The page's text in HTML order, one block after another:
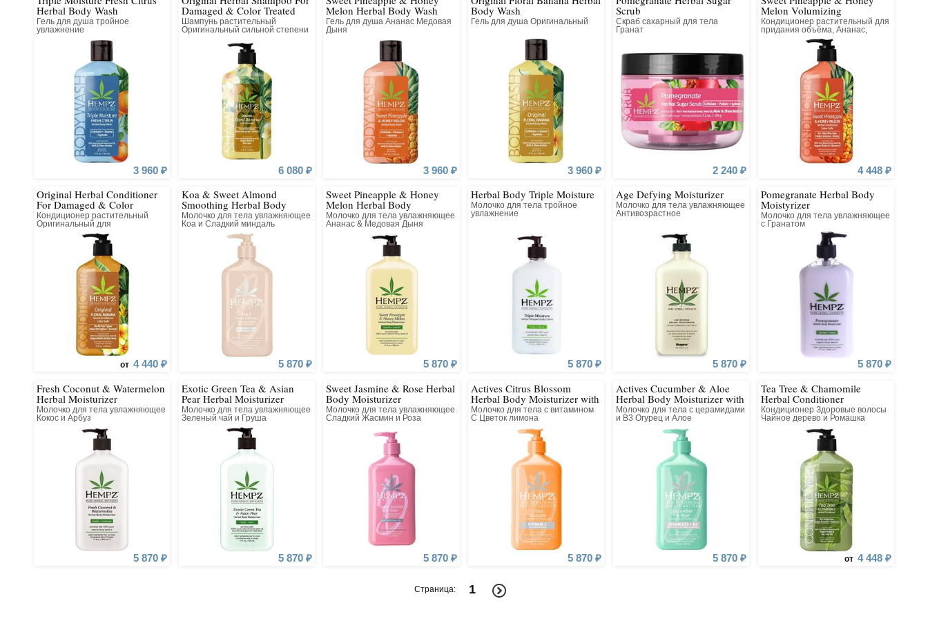
История бренда началась в 2000 году с двух лосьонов для загара, а сейчас это
целый комплекс SPA-средств для волос, лица и тела. Основной компонент
косметики Hempz – это экологически чистое масло и экстракт семян конопли,
которые содержат целый спектр полезных аминокислот, витаминов и
микроэлементов, необходимых для образования белков и кератина.
здоровыми и по-настоящему красивыми – вот главная миссия бренда Hempz.
Herbal Body Wash
Гель для душа тройное
увлажнение
3 960 ₽
Damaged & Color Treated
Hair
Шампунь растительный
Оригинальный сильной степени
6 080 ₽
Melon Herbal Body Wash
Гель для душа Ананас Медовая
Дыня
3 960 ₽
Body Wash
Гель для душа Оригинальный
3 960 ₽
Scrub
Скраб сахарный для тела
Гранат
2 240 ₽
Melon Volumizing
Conditioner
Кондиционер растительный для
придания объёма, Ананас,
Медовая Дыня
4 448 ₽
Original Herbal Conditioner
For Damaged & Color
Treated Hair
Кондиционер растительный
Оригинальный для
поврежденных окрашенных
от 4 440 ₽
Koa & Sweet Almond
Smoothing Herbal Body
Moisturizer
Молочко для тела увлажняющее
Коа и Сладкий миндаль
5 870 ₽
Sweet Pineapple & Honey
Melon Herbal Body
Moisturizer
Молочко для тела увлажняющее
Ананас & Медовая Дыня
5 870 ₽
Herbal Body Triple Moisture
Молочко для тела тройное
увлажнение
5 870 ₽
Age Defying Moisturizer
Молочко для тела увлажняющее
Антивозрастное
5 870 ₽
Pomegranate Herbal Body
Moistyrizer
Молочко для тела увлажняющее
с Гранатом
5 870 ₽
Fresh Coconut & Watermelon
Herbal Moisturizer
Молочко для тела увлажняющее
Кокос и Арбуз
5 870 ₽
Exotic Green Tea & Asian
Pear Herbal Moisturizer
Молочко для тела увлажняющее
Зеленый чай и Груша
5 870 ₽
Sweet Jasmine & Rose Herbal
Body Moisturizer
Молочко для тела увлажняющее
Сладкий Жасмин и Роза
5 870 ₽
Actives Citrus Blossom
Herbal Body Moisturizer with
Brightening Vitamin C
Молочко для тела с витамином
С Цветок лимона
5 870 ₽
Actives Cucumber & Aloe
Herbal Body Moisturizer with
Ceramides + B3
Молочко для тела с церамидами
и В3 Огурец и Алое
5 870 ₽
Tea Tree & Chamomile
Herbal Conditioner
Кондиционер Здоровые волосы
Чайное дерево и Ромашка
от 4 448 ₽
Страница: 1